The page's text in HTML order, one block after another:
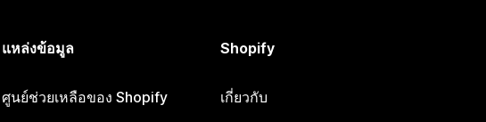
แหล่งข้อมูล
ศูนย์ช่วยเหลือของ Shopify
Shopify
เกี่ยวกับ